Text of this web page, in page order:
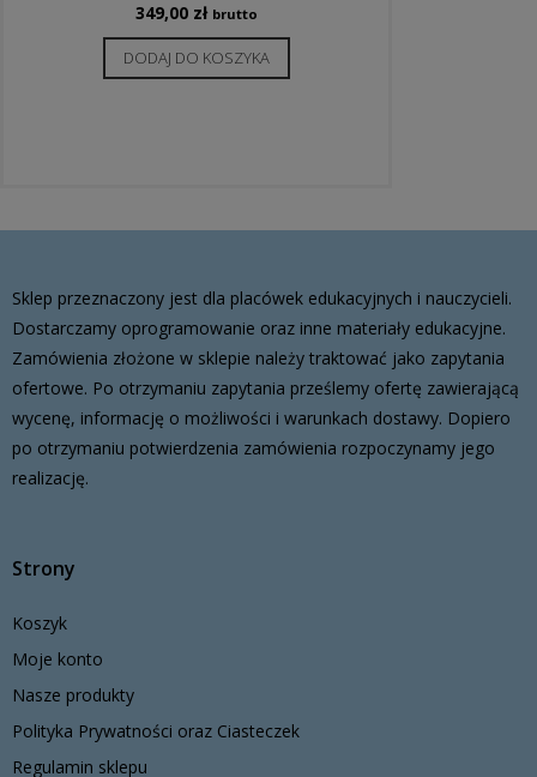
349,00 zł brutto
DODAJ DO KOSZYKA
Sklep przeznaczony jest dla placówek edukacyjnych i nauczycieli.
Dostarczamy oprogramowanie oraz inne materiały edukacyjne.
Zamówienia złożone w sklepie należy traktować jako zapytania
ofertowe. Po otrzymaniu zapytania prześlemy ofertę zawierającą
wycenę, informację o możliwości i warunkach dostawy. Dopiero
po otrzymaniu potwierdzenia zamówienia rozpoczynamy jego
realizację.
Strony
Koszyk
Moje konto
Nasze produkty
Polityka Prywatności oraz Ciasteczek
Regulamin sklepu